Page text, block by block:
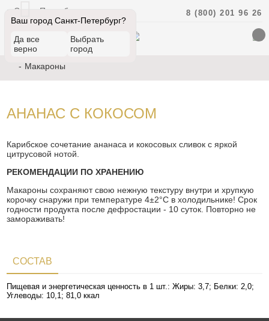
Санкт-Петербург 8 (800) 201 96 26
Ваш город Санкт-Петербург?
Да все
верно
Выбрать
город
Макароны
АНАНАС С КОКОСОМ
Карибское сочетание ананаса и кокосовых сливок с яркой
цитрусовой нотой.
РЕКОМЕНДАЦИИ ПО ХРАНЕНИЮ
Макароны сохраняют свою нежную текстуру внутри и хрупкую
корочку снаружи при температуре 4±2°С в холодильнике! Срок
годности продукта после дефростации - 10 суток. Повторно не
замораживать!
СОСТАВ
Пищевая и энергетическая ценность в 1 шт.: Жиры: 3,7; Белки: 2,0;
Углеводы: 10,1; 81,0 ккал